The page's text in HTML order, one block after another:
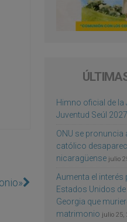
Himno oficial de la
Juventud Seúl 2027
ONU se
católico
nicaragüense julio
Aumenta el
Estados Unidos
Georgia que
matrimonio julio 25,